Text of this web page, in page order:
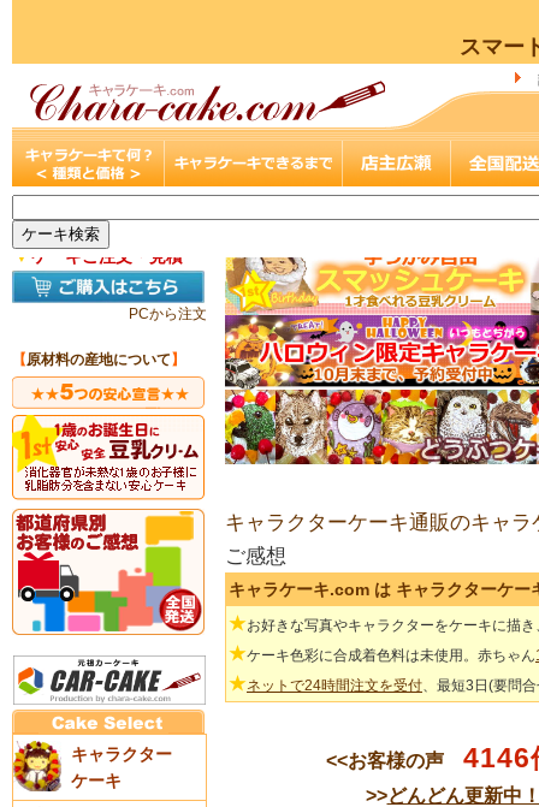
スマー
▼ケーキご注文・見積
PCから注文
【原材料の産地について 】
キャラクター
ケーキ
キャラクターケーキ通販のキャラ
ご感想
キャラケーキ.com は キャラクターケ
★お好きな写真やキャラクターをケーキに描
★ケーキ色彩に合成着色料は未使用。赤ちゃん
★ネットで24時間注文を受付、最短3日(要問
<<お客様の声 4146
>>どんどん更新中